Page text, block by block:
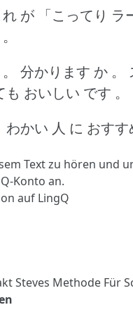
れ が 「こってり ラ
分かります か 。
おいしい です 。
かい 人 に おすす
Text zu hören und
Konto an.
auf LingQ
Steves Methode Für